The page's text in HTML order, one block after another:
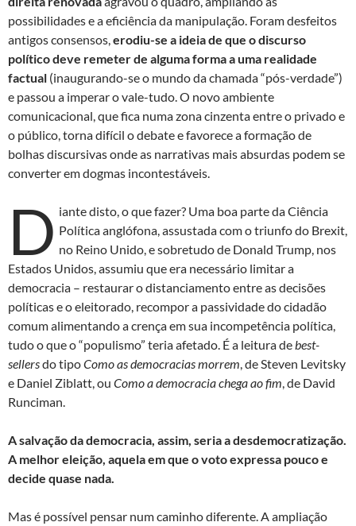
possibilidades e a eficiência da manipulação. Foram desfeitos
antigos consensos,erodiu-se a ideia de que o discurso
político deve remeter de alguma forma a uma realidade
factual (inaugurando-se o mundo da chamada “pós-verdade”)
e passou a imperar o vale-tudo. O novo ambiente
comunicacional, que fica numa zona cinzenta entre o privado e
o público, torna difícil o debate e favorece a formação de
bolhas discursivas onde as narrativas mais absurdas podem se
converter em dogmas incontestáveis.
D iante disto, o que fazer? Uma boa parte da Ciência
Política anglófona, assustada com o triunfo do Brexit,
no Reino Unido, e sobretudo de Donald Trump, nos
Estados Unidos, assumiu que era necessário limitar a
democracia – restaurar o distanciamento entre as decisões
políticas e o eleitorado, recompor a passividade do cidadão
comum alimentando a crença em sua incompetência política,
tudo o que o “populismo” teria afetado. É a leitura debest-
sellersdo tipoComo as democracias morrem, de Steven Levitsky
e Daniel Ziblatt, ou Como a democracia chega ao fim, de David
Runciman.
A salvação da democracia, assim, seria a desdemocratização.
A melhor eleição, aquela em que o voto expressa pouco e
decide quase nada.
Mas é possível pensar num caminho diferente. A ampliação